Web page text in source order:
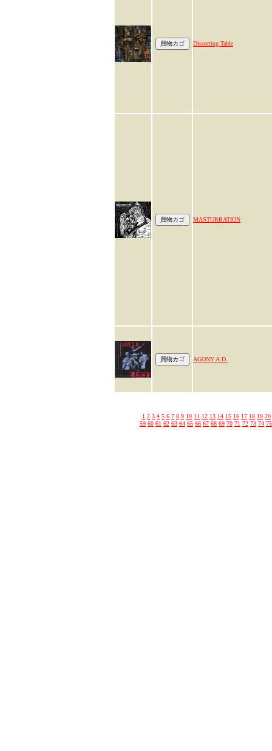
Dissecting Table
MASTURBATION
AGONY A.D.
1 2 3 4 5 6 7 8 9 10 11 12 13 14 15 16 17 18 19 20
59 60 61 62 63 64 65 66 67 68 69 70 71 72 73 74 75